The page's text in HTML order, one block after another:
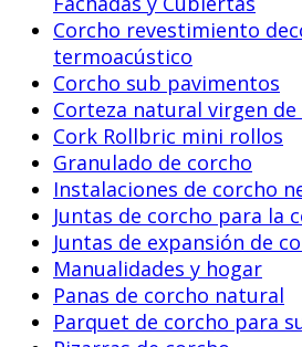
Corcho revestimiento
termoacústico
Corcho sub pavimentos
Corteza natural virgen de
Cork Rollbric mini rollos
Granulado de corcho
Instalaciones de corcho
Juntas de corcho para la
Juntas de expansión de
Manualidades y hogar
Panas de corcho natural
Parquet de corcho para